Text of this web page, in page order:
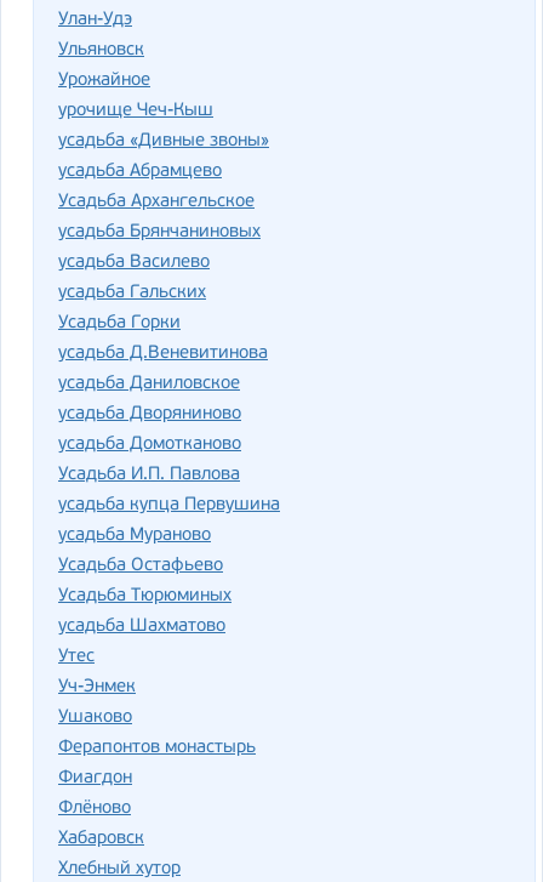
Улан-Удэ
Ульяновск
Урожайное
урочище Чеч-Кыш
усадьба «Дивные звоны»
усадьба Абрамцево
Усадьба Архангельское
усадьба Брянчаниновых
усадьба Василево
усадьба Гальских
Усадьба Горки
усадьба Д.Веневитинова
усадьба Даниловское
усадьба Дворяниново
усадьба Домотканово
Усадьба И.П. Павлова
усадьба купца Первушина
усадьба Мураново
Усадьба Остафьево
Усадьба Тюрюминых
усадьба Шахматово
Утес
Уч-Энмек
Ушаково
Ферапонтов монастырь
Фиагдон
Флёново
Хабаровск
Хлебный хутор